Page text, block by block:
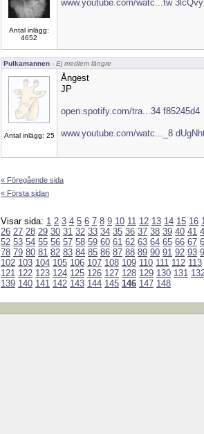
Antal inlägg:
4652
www.youtube.com/watc...tw
Pulkamannen - Ej medlem längre
Antal inlägg: 25
Ångest
JP
open.spotify.com/tra...34 f85245d4
www.youtube.com/watc..._8
« Föregående sida
« Första sidan
Visar sida: 1 2 3 4 5 6 7 8 9 10 11 12 13 14 15 16
26 27 28 29 30 31 32 33 34 35 36 37 38 39 40 41
52 53 54 55 56 57 58 59 60 61 62 63 64 65 66 67
78 79 80 81 82 83 84 85 86 87 88 89 90 91 92 93
102 103 104 105 106 107 108 109 110 111 112 113
121 122 123 124 125 126 127 128 129 130 131
139 140 141 142 143 144 145 146 147 148